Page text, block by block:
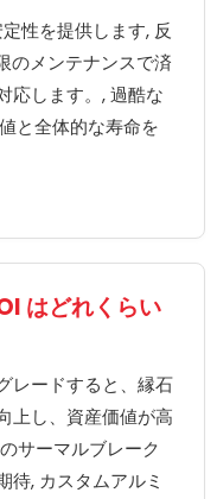
性を提供します, 反
のメンテナンスで済
応します。, 過酷な
と全体的な寿命を
はどれくらい
レードすると、縁石
上し、資産価値が高
サーマルブレーク
待, カスタムアルミ